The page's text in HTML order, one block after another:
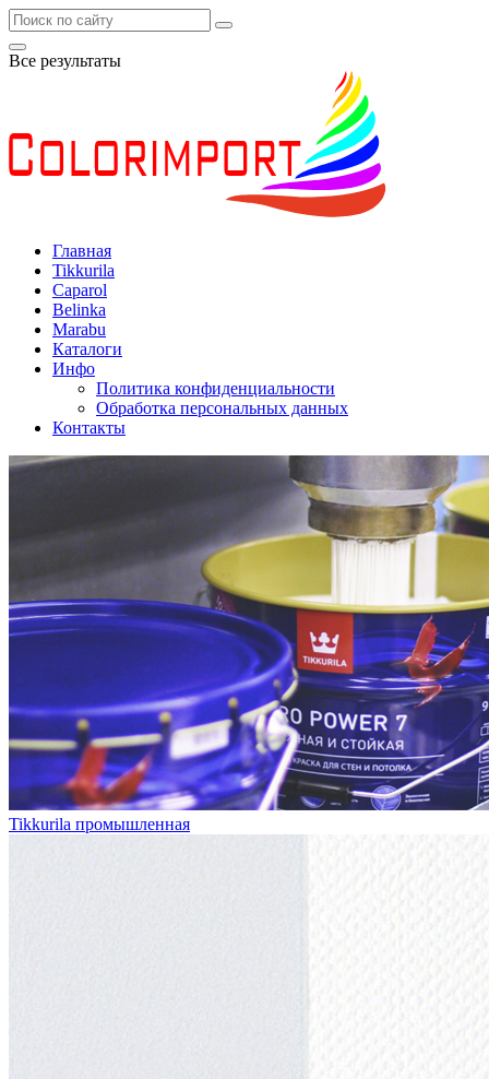
Все результаты
Главная
Tikkurila
Caparol
Belinka
Marabu
Каталоги
Инфо
Политика конфиденциальности
Обработка персональных данных
Контакты
Tikkurila промышленная